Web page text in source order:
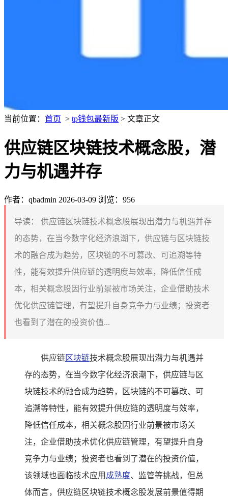
当前位置： 首页 > tp钱包最新版 > 文章正文
供应链区块链技术概念股，潜
力与机遇并存
作者：qbadmin 2026-03-09 浏览：956
导读：
供应链区块链技术概念股展现出潜力与机遇并存
的态势，在当今数字化经济浪潮下，供应链与区块链技
术的融合成为趋势，区块链的不可篡改、可追溯等特
性，能有效提升供应链的透明度与效率，降低信任成
本，相关概念股因行业前景被市场关注，企业借助技术
优化供应链管理，有望提升自身竞争力与业绩；投资者
也看到了潜在的投资价值...
供应链区块链技术概念股展现出潜力与机遇并
存的态势，在当今数字化经济浪潮下，供应链与区
块链技术的融合成为趋势，区块链的不可篡改、可
追溯等特性，能有效提升供应链的透明度与效率，
降低信任成本，相关概念股因行业前景被市场关
注，企业借助技术优化供应链管理，有望提升自身
竞争力与业绩；投资者也看到了潜在的投资价值，
该领域也面临技术应用 成熟度、监管等挑战，但总
体而言，供应链区块链技术概念股发展前景值得期